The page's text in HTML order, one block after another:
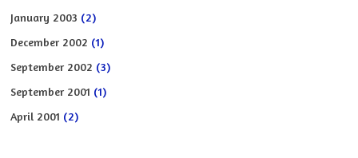
January 2003 (2)
December 2002 (1)
September 2002 (3)
September 2001 (1)
April 2001 (2)